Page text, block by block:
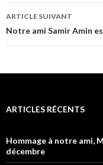
articles
ARTICLE SUIVANT
Notre ami Samir Amin
ARTICLES RÉCENTS
Hommage à notre ami,
décembre